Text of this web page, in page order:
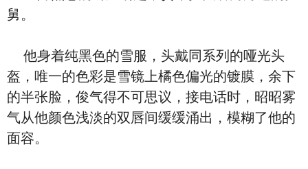
舅。
他身着纯黑色的雪服，头戴同系列的哑光头
盔，唯一的色彩是雪镜上橘色偏光的镀膜，余下
的半张脸，俊气得不可思议，接电话时，昭昭雾
气从他颜色浅淡的双唇间缓缓涌出，模糊了他的
面容。